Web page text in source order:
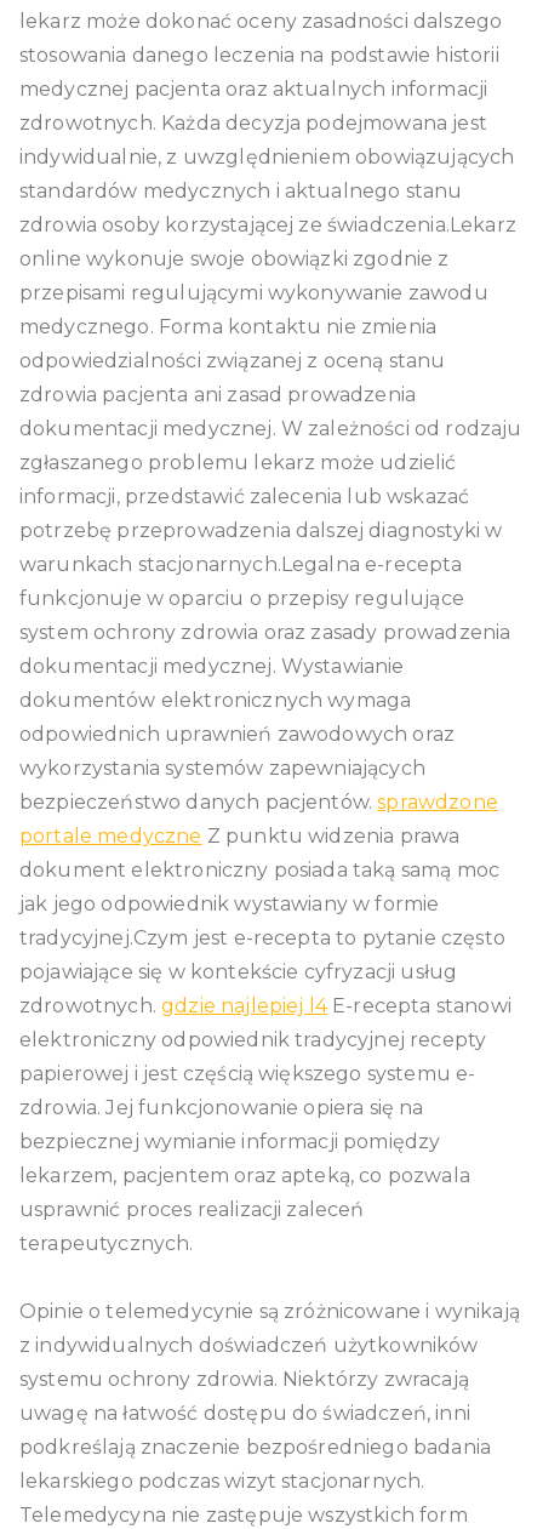
lekarz może dokonać oceny zasadności dalszego
stosowania danego leczenia na podstawie historii
medycznej pacjenta oraz aktualnych informacji
zdrowotnych. Każda decyzja podejmowana jest
indywidualnie, z uwzględnieniem obowiązujących
standardów medycznych i aktualnego stanu
zdrowia osoby korzystającej ze świadczenia.Lekarz
online wykonuje swoje obowiązki zgodnie z
przepisami regulującymi wykonywanie zawodu
medycznego. Forma kontaktu nie zmienia
odpowiedzialności związanej z oceną stanu
zdrowia pacjenta ani zasad prowadzenia
dokumentacji medycznej. W zależności od rodzaju
zgłaszanego problemu lekarz może udzielić
informacji, przedstawić zalecenia lub wskazać
potrzebę przeprowadzenia dalszej diagnostyki w
warunkach stacjonarnych.Legalna e-recepta
funkcjonuje w oparciu o przepisy regulujące
system ochrony zdrowia oraz zasady prowadzenia
dokumentacji medycznej. Wystawianie
dokumentów elektronicznych wymaga
odpowiednich uprawnień zawodowych oraz
wykorzystania systemów zapewniających
bezpieczeństwo danych pacjentów.sprawdzone
portale medyczne Z punktu widzenia prawa
dokument elektroniczny posiada taką samą moc
jak jego odpowiednik wystawiany w formie
tradycyjnej.Czym jest e-recepta to pytanie często
pojawiające się w kontekście cyfryzacji usług
zdrowotnych.gdzie najlepiej l4E-recepta stanowi
elektroniczny odpowiednik tradycyjnej recepty
papierowej i jest częścią większego systemu e-
zdrowia. Jej funkcjonowanie opiera się na
bezpiecznej wymianie informacji pomiędzy
lekarzem, pacjentem oraz apteką, co pozwala
usprawnić proces realizacji zaleceń
terapeutycznych.
Opinie o telemedycynie są zróżnicowane i wynikają
z indywidualnych doświadczeń użytkowników
systemu ochrony zdrowia. Niektórzy zwracają
uwagę na łatwość dostępu do świadczeń, inni
podkreślają znaczenie bezpośredniego badania
lekarskiego podczas wizyt stacjonarnych.
Telemedycyna nie zastępuje wszystkich form